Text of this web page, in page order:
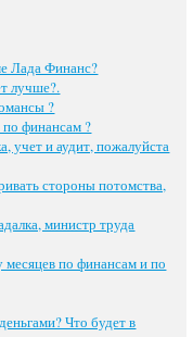
Лада Финанс?
лучше?.
?
по финансам ?
учет и аудит, пожалуйста
стороны потомства,
министр труда
по финансам и по
Что будет в